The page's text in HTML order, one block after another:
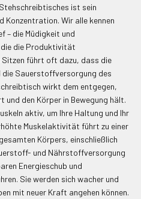
ist sein
Konzentration. Wir alle kennen
die Müdigkeit und
die Produktivität
führt oft dazu, dass die
die Sauerstoffversorgung des
wirkt dem entgegen,
und den Körper in Bewegung hält.
aktiv, um Ihre Haltung und Ihr
Muskelaktivität führt zu einer
Körpers, einschließlich
und Nährstoffversorgung
Energieschub und
Sie werden sich wacher und
mit neuer Kraft angehen können.